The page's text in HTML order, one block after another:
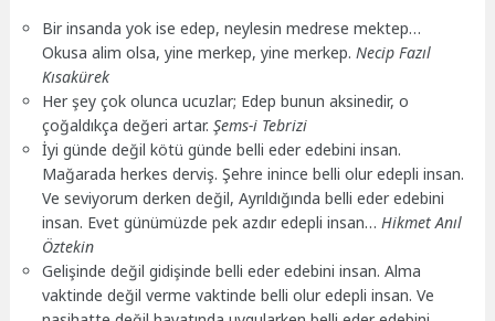
Bir insanda yok ise edep, neylesin medrese mektep…
Okusa alim olsa, yine merkep, yine merkep.Necip Fazıl
Kısakürek
Her şey çok olunca ucuzlar; Edep bunun aksinedir, o
çoğaldıkça değeri artar.Şems-i Tebrizi
İyi günde değil kötü günde belli eder edebini insan.
Mağarada herkes derviş. Şehre inince belli olur edepli insan.
Ve seviyorum derken değil, Ayrıldığında belli eder edebini
insan. Evet günümüzde pek azdır edepli insan…Hikmet Anıl
Öztekin
Gelişinde değil gidişinde belli eder edebini insan. Alma
vaktinde değil verme vaktinde belli olur edepli insan. Ve